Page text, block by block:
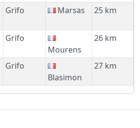
Grifo Marsas 25 km
Grifo
Mourens
26 km
Grifo
Blasimon
27 km